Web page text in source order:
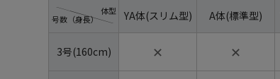
号数（身長）
体型 YA体(スリム型) A体(標準型)
3号(160cm) ✕ ✕